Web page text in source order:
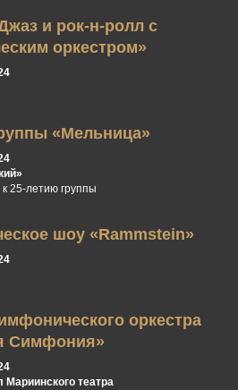
и рок-н-ролл с
оркестром»
«Мельница»
25-летию группы
шоу «Rammstein»
оркестра
Cимфония»
Мариинского театра